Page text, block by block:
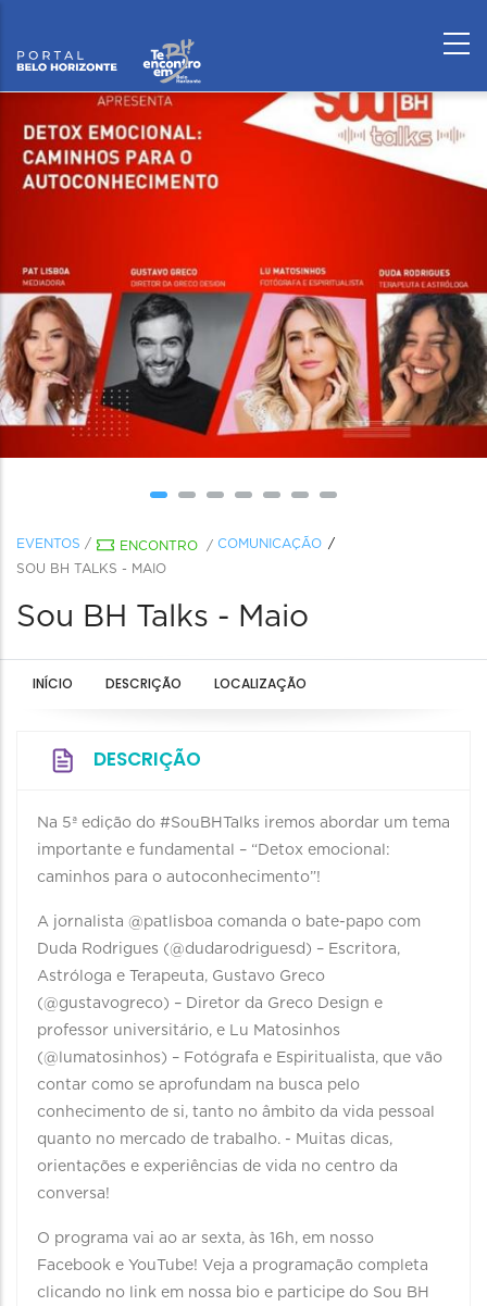
EVENTOS / ENCONTRO / COMUNICAÇÃO
SOU BH TALKS - MAIO
Sou BH Talks - Maio
INÍCIO DESCRIÇÃO LOCALIZAÇÃO
DESCRIÇÃO
Na 5ª edição do #SouBHTalks iremos abordar um tema
importante e fundamental – “Detox emocional:
caminhos para o autoconhecimento”!
A jornalista @patlisboa comanda o bate-papo com
Duda Rodrigues (@dudarodriguesd) – Escritora,
Astróloga e Terapeuta, Gustavo Greco
(@gustavogreco) – Diretor da Greco Design e
professor universitário, e Lu Matosinhos
(@lumatosinhos) – Fotógrafa e Espiritualista, que vão
contar como se aprofundam na busca pelo
conhecimento de si, tanto no âmbito da vida pessoal
quanto no mercado de trabalho. - Muitas dicas,
orientações e experiências de vida no centro da
conversa!
O programa vai ao ar sexta, às 16h, em nosso
Facebook e YouTube! Veja a programação completa
clicando no link em nossa bio e participe do Sou BH